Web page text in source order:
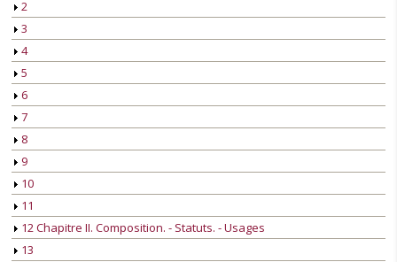
2
3
4
5
6
7
8
9
10
11
12 Chapitre II. Composition. - Statuts. - Usages
13